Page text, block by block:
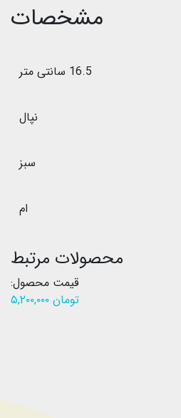
مشخصات
16.5 سانتی متر
نپال
سبز
ام
محصولات مرتبط
قیمت محصول:
تومان